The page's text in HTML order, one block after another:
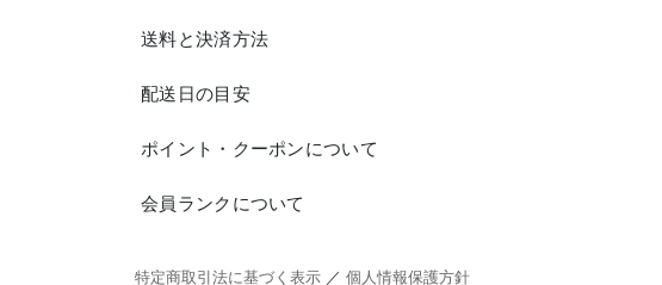
送料と決済方法
配送日の目安
ポイント・クーポンについて
会員ランクについて
特定商取引法に基づく表示 ／ 個人情報保護方針